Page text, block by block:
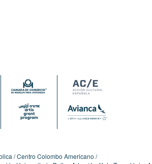
Centro Colombo Americano